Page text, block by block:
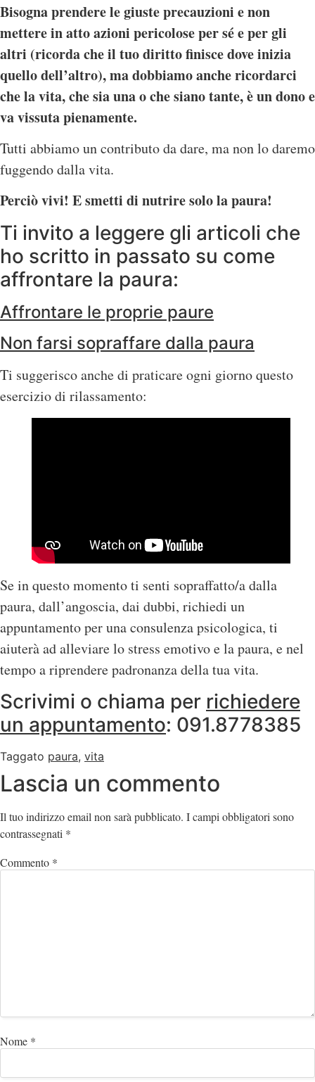
Bisogna prendere le giuste precauzioni e non
mettere in atto azioni pericolose per sé e per gli
altri (ricorda che il tuo diritto finisce dove inizia
quello dell’altro), ma dobbiamo anche ricordarci
che la vita, che sia una o che siano tante, è un dono e
va vissuta pienamente.
Tutti abbiamo un contributo da dare, ma non lo daremo
fuggendo dalla vita.
Perciò vivi! E smetti di nutrire solo la paura!
Ti invito a leggere gli articoli che
ho scritto in passato su come
affrontare la paura:
Affrontare le proprie paure
Non farsi sopraffare dalla paura
Ti suggerisco anche di praticare ogni giorno questo
esercizio di rilassamento:
Se in questo momento ti senti sopraffatto/a dalla
paura, dall’angoscia, dai dubbi, richiedi un
appuntamento per una consulenza psicologica, ti
aiuterà ad alleviare lo stress emotivo e la paura, e nel
tempo a riprendere padronanza della tua vita.
Scrivimi o chiama per richiedere
un appuntamento: 091.8778385
Taggato paura, vita
Lascia un commento
Il tuo indirizzo email non sarà pubblicato. I campi obbligatori sono
contrassegnati *
Commento *
Nome *